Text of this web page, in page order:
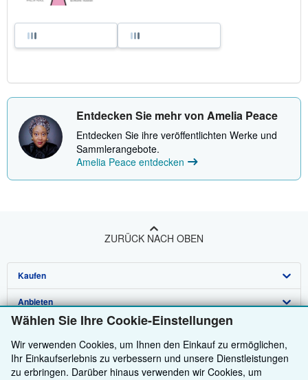
Wählen Sie Ihre Cookie-Einstellungen
Wir verwenden Cookies, um Ihnen den Einkauf zu ermöglichen,
Ihr Einkaufserlebnis zu verbessern und unsere Dienstleistungen
zu erbringen. Darüber hinaus verwenden wir Cookies, um
Entdecken Sie mehr von Amelia Peace
Entdecken Sie ihre veröffentlichten Werke und
Sammlerangebote.
Amelia Peace entdecken
ZURÜCK NACH OBEN
Kaufen
Detailsuche
Sammlungen
Nutzerkonto
Anbieten
Verkäufer werden
Partnerprogramm
Über uns
Über uns / Impressum
Hilfe